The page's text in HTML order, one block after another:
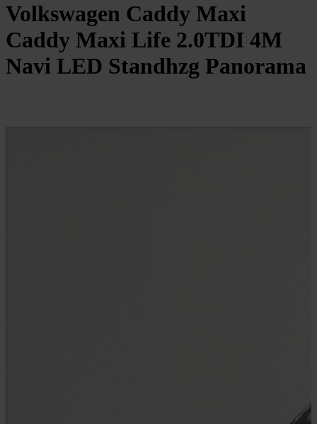
Volkswagen Caddy Maxi
Caddy Maxi Life 2.0TDI 4M
Navi LED Standhzg Panorama